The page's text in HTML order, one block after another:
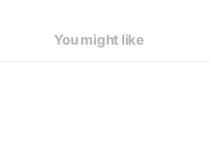
You might like